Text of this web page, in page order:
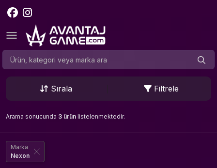
Sırala Filtrele
Arama sonucunda 3 ürün listelenmektedir.
Marka
Nexon